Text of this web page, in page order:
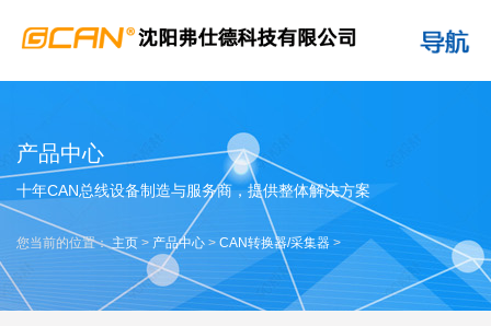
产品中心
十年CAN总线设备制造与服务商，提供整体解决方案
您当前的位置：主页 > 产品中心 > CAN转换器/采集器 >